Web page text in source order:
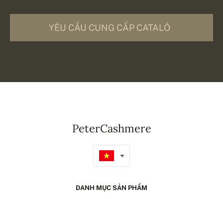
YÊU CẦU CUNG CẤP CATALÔ
PeterCashmere
DANH MỤC SẢN PHẨM